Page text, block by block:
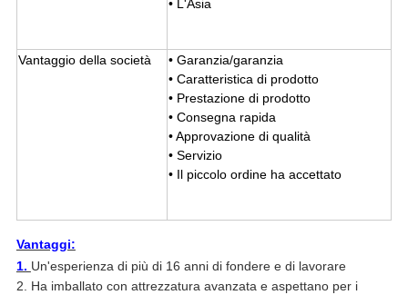
• L'Asia
Vantaggio della società
• Garanzia/garanzia
• Caratteristica di prodotto
• Prestazione di prodotto
• Consegna rapida
• Approvazione di qualità
• Servizio
• Il piccolo ordine ha accettato
Vantaggi:
1. Un'esperienza di più di 16 anni di fondere e di lavorare
2. Ha imballato con attrezzatura avanzata e aspettano per i